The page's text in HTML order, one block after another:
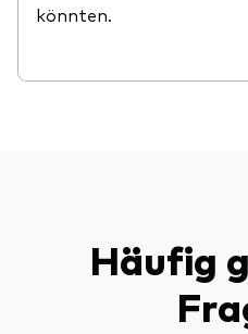
könnten.
Häufig